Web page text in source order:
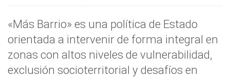
«Más Barrio» es una política de Estado
orientada a intervenir de forma integral en
zonas con altos niveles de vulnerabilidad,
exclusión socioterritorial y desafíos en